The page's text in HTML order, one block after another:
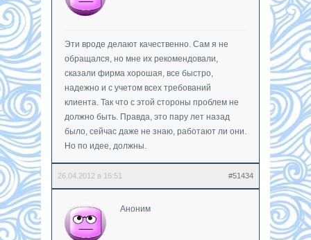
Эти вроде делают качественно. Сам я не
обращался, но мне их рекомендовали,
сказали фирма хорошая, все быстро,
надежно и с учетом всех требований
клиента. Так что с этой стороны проблем не
должно быть. Правда, это пару лет назад
было, сейчас даже не знаю, работают ли они.
Но по идее, должны.
26.04.2012 в 16:51 #51434
Аноним